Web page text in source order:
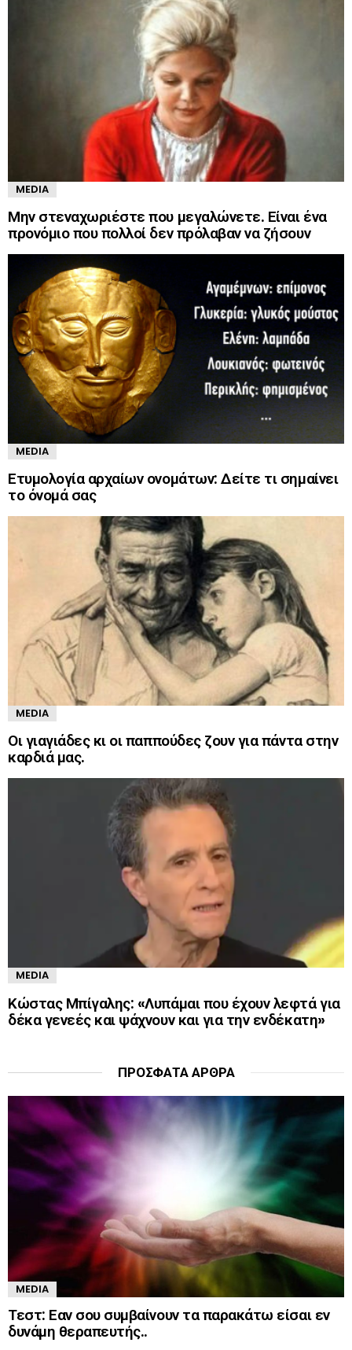
MEDIA
Μην στεναχωριέστε που μεγαλώνετε. Είναι ένα
προνόμιο που πολλοί δεν πρόλαβαν να ζήσουν
MEDIA
Ετυμολογία αρχαίων ονομάτων: Δείτε τι σημαίνει
το όνομά σας
MEDIA
Οι γιαγιάδες κι οι παππούδες ζουν για πάντα στην
καρδιά μας.
MEDIA
Κώστας Μπίγαλης: «Λυπάμαι που έχουν λεφτά για
δέκα γενεές και ψάχνουν και για την ενδέκατη»
ΠΡΌΣΦΑΤΑ ΆΡΘΡΑ
MEDIA
Τεστ: Εαν σου συμβαίνουν τα παρακάτω είσαι εν
δυνάμη θεραπευτής..